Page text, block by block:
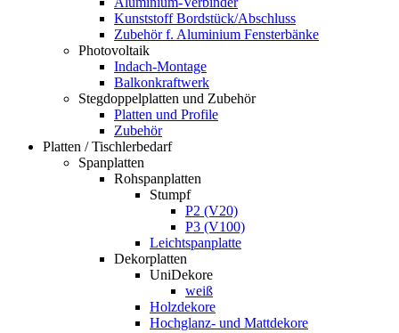
Kunststoff Bordstück/Abschluss
Zubehör f. Aluminium Fensterbänke
Photovoltaik
Indach-Montage
Balkonkraftwerk
Stegdoppelplatten und Zubehör
Platten und Profile
Zubehör
Platten / Tischlerbedarf
Spanplatten
Rohspanplatten
Stumpf
P2 (V20)
P3 (V100)
Leichtspanplatte
Dekorplatten
UniDekore
weiß
Holzdekore
Hochglanz- und Mattdekore